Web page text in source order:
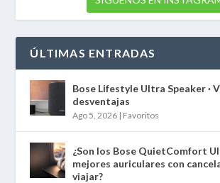
ÚLTIMAS ENTRADAS
Bose Lifestyle Ultra Speaker ·
desventajas
Ago 5, 2026 | Favoritos
¿Son los Bose QuietComfort
mejores auriculares con
viajar?